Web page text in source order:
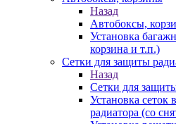
Назад
Автобоксы,
Установка
корзина и т.п.)
Сетки для защиты
Назад
Сетки для
Установка сеток
радиатора (со